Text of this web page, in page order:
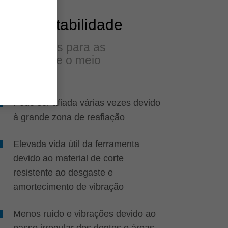
Sustentabilidade
Benefícios para as
pessoas e o meio
Pode ser afiada várias vezes devido
à grande zona de reafiação
Elevada vida útil da ferramenta
devido ao material de corte
resistente ao desgaste e
amortecimento de vibração
Menos ruído e vibrações devido ao